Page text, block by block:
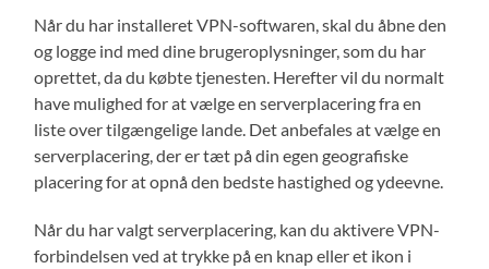
Når du har installeret VPN-softwaren, skal du åbne den
og logge ind med dine brugeroplysninger, som du har
oprettet, da du købte tjenesten. Herefter vil du normalt
have mulighed for at vælge en serverplacering fra en
liste over tilgængelige lande. Det anbefales at vælge en
serverplacering, der er tæt på din egen geografiske
placering for at opnå den bedste hastighed og ydeevne.
Når du har valgt serverplacering, kan du aktivere VPN-
forbindelsen ved at trykke på en knap eller et ikon i